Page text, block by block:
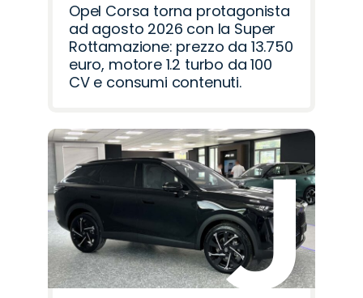
Opel Corsa torna protagonista
ad agosto 2026 con la Super
Rottamazione: prezzo da 13.750
euro, motore 1.2 turbo da 100
CV e consumi contenuti.